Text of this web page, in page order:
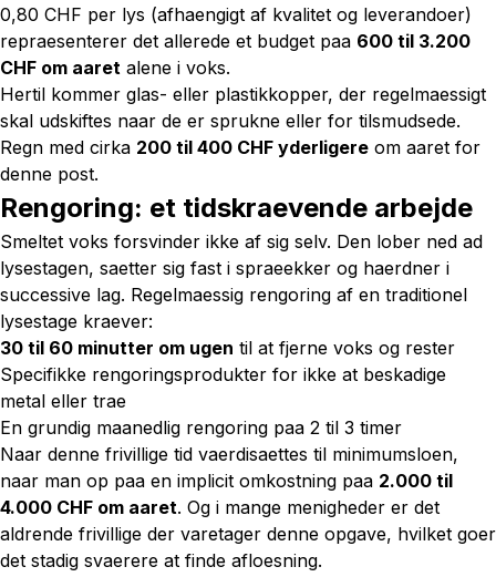
0,80 CHF per lys (afhaengigt af kvalitet og leverandoer)
repraesenterer det allerede et budget paa 600 til 3.200
CHF om aaret alene i voks.
Hertil kommer glas- eller plastikkopper, der regelmaessigt
skal udskiftes naar de er sprukne eller for tilsmudsede.
Regn med cirka 200 til 400 CHF yderligere om aaret for
denne post.
Rengoring: et tidskraevende arbejde
Smeltet voks forsvinder ikke af sig selv. Den lober ned ad
lysestagen, saetter sig fast i spraeekker og haerdner i
successive lag. Regelmaessig rengoring af en traditionel
lysestage kraever:
30 til 60 minutter om ugen til at fjerne voks og rester
Specifikke rengoringsprodukter for ikke at beskadige
metal eller trae
En grundig maanedlig rengoring paa 2 til 3 timer
Naar denne frivillige tid vaerdisaettes til minimumsloen,
naar man op paa en implicit omkostning paa 2.000 til
4.000 CHF om aaret. Og i mange menigheder er det
aldrende frivillige der varetager denne opgave, hvilket goer
det stadig svaerere at finde afloesning.